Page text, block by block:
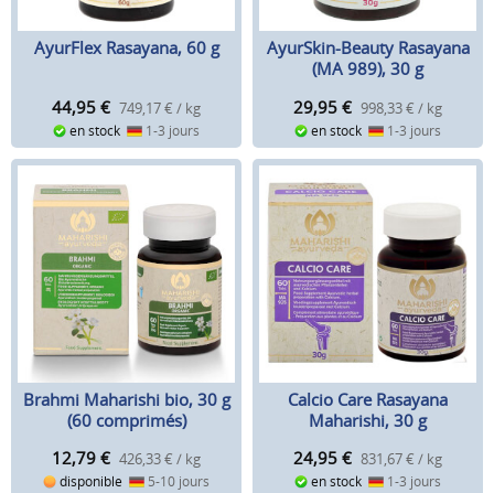
AyurFlex Rasayana, 60 g
44,95 € 749,17 € / kg
en stock 1-3 jours
AyurSkin-Beauty Rasayana
(MA 989), 30 g
29,95 € 998,33 € / kg
en stock 1-3 jours
Brahmi Maharishi bio, 30 g
(60 comprimés)
12,79 € 426,33 € / kg
disponible 5-10 jours
Calcio Care Rasayana
Maharishi, 30 g
24,95 € 831,67 € / kg
en stock 1-3 jours